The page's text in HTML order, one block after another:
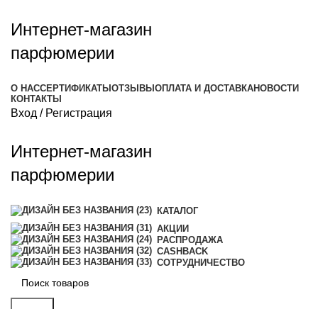
Интернет-магазин
парфюмерии
О НАССЕРТИФИКАТЫ ОТЗЫВЫ ОПЛАТА И ДОСТАВКАНОВОСТИ
КОНТАКТЫ
Вход / Регистрация
Интернет-магазин
парфюмерии
КАТАЛОГ
АКЦИИ
РАСПРОДАЖА
CASHBACK
СОТРУДНИЧЕСТВО